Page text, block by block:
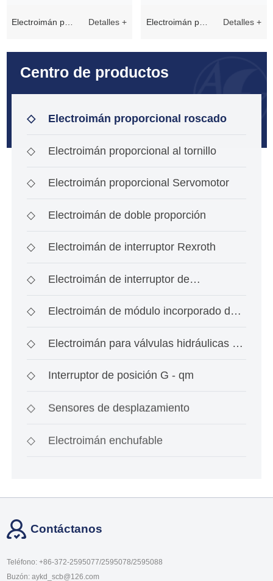
Centro de productos
◇ Electroimán proporcional roscado
◇ Electroimán proporcional al tornillo
◇ Electroimán proporcional Servomotor
◇ Electroimán de doble proporción
◇ Electroimán de interruptor Rexroth
◇ Electroimán de interruptor de
investigación de ace
◇ Electroimán de módulo incorporado de
tipo interrup
◇ Electroimán para válvulas hidráulicas a
prueba de
◇ Interruptor de posición G - qm
◇ Sensores de desplazamiento
◇ Electroimán enchufable
Electroimán para
gp37 - S - E
Detalles + Electroimán para
gp37 - S - R
Detalles +
Contáctanos
Teléfono: +86-372-2595077/2595078/2595088
Buzón: aykd_scb@126.com